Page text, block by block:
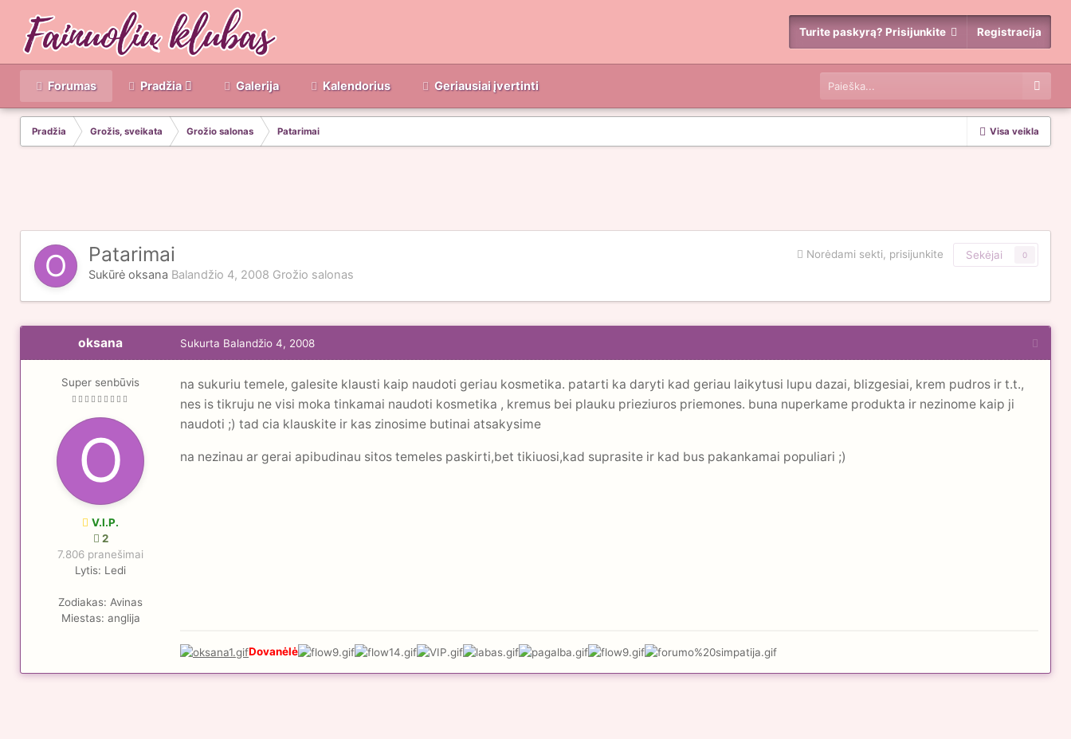
Turite paskyrą? Prisijunkite Registracija
Forumas Pradžia Galerija Kalendorius Geriausiai įvertinti
Visa veikla
Pradžia Grožis, sveikata Grožio salonas Patarimai
Norėdami sekti, prisijunkite Sekėjai 0
Patarimai
Sukūrė oksana Balandžio 4, 2008 Grožio salonas
oksana
Super senbūvis
V.I.P.
2
7.806 pranešimai
Lytis: Ledi
Zodiakas: Avinas
Miestas: anglija
Sukurta Balandžio 4, 2008
na sukuriu temele, galesite klausti kaip naudoti geriau kosmetika. patarti ka daryti kad geriau laikytusi lupu dazai, blizgesiai, krem pudros ir t.t.,
nes is tikruju ne visi moka tinkamai naudoti kosmetika , kremus bei plauku prieziuros priemones. buna nuperkame produkta ir nezinome kaip ji
naudoti ;) tad cia klauskite ir kas zinosime butinai atsakysime
na nezinau ar gerai apibudinau sitos temeles paskirti,bet tikiuosi,kad suprasite ir kad bus pakankamai populiari ;)
Dovanėlė